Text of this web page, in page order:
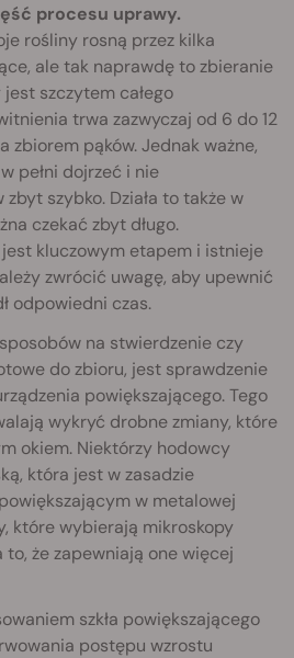
procesu uprawy.
rośliny rosną przez kilka
ale tak naprawdę to zbieranie
szczytem całego
trwa zazwyczaj od 6 do 12
zbiorem pąków. Jednak ważne,
pełni dojrzeć i nie
szybko. Działa to także w
czekać zbyt długo.
kluczowym etapem i istnieje
zwrócić uwagę, aby upewnić
odpowiedni czas.
na stwierdzenie czy
do zbioru, jest sprawdzenie
powiększającego. Tego
wykryć drobne zmiany, które
okiem. Niektórzy hodowcy
która jest w zasadzie
w metalowej
które wybierają mikroskopy
że zapewniają one więcej
szkła powiększającego
postępu wzrostu